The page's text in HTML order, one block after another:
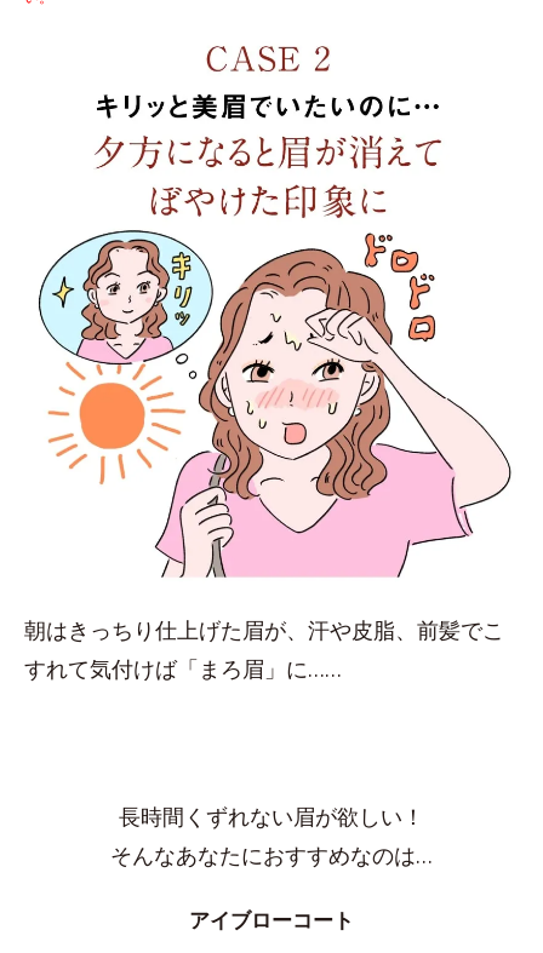
朝はきっちり仕上げた眉が、汗や皮脂、前髪でこ
すれて気付けば「まろ眉」に……
長時間くずれない眉が欲しい！
そんなあなたにおすすめなのは…
アイブローコート